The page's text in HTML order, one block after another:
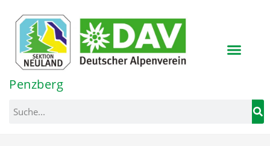
springen
Penzberg